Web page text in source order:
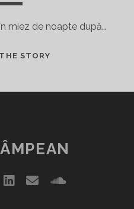
miez de noapte după…
STORYSUNT
linkedin
emailsoundcloud